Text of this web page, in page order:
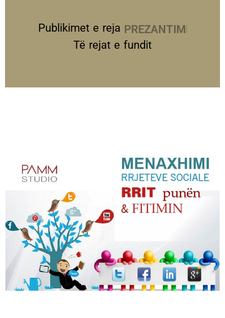
Publikimet e reja PREZANTIME
Të rejat e fundit